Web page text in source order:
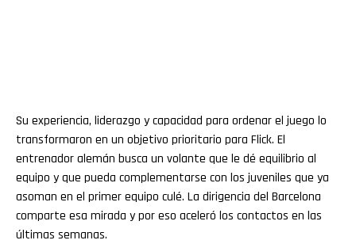
Su experiencia, liderazgo y capacidad para ordenar el juego lo
transformaron en un objetivo prioritario para Flick. El
entrenador alemán busca un volante que le dé equilibrio al
equipo y que pueda complementarse con los juveniles que ya
asoman en el primer equipo culé. La dirigencia del Barcelona
comparte esa mirada y por eso aceleró los contactos en las
últimas semanas.